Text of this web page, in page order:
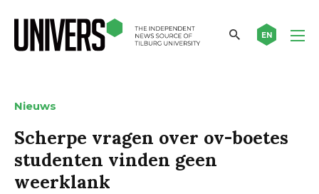
EN
Nieuws
Scherpe vragen over ov-boetes
studenten vinden geen
weerklank